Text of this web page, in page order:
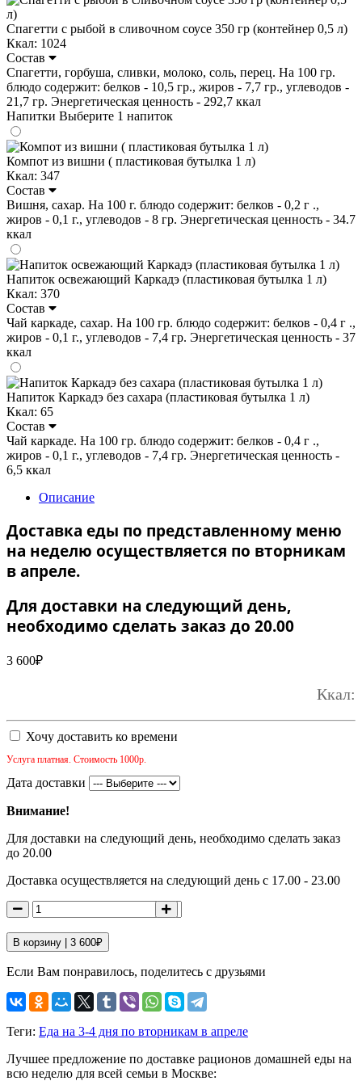
Спагетти с рыбой в сливочном соусе 350 гр (контейнер 0,5 л)
Ккал: 1024
Состав
Спагетти, горбуша, сливки, молоко, соль, перец. На 100 гр.
блюдо содержит: белков - 10,5 гр., жиров - 7,7 гр., углеводов -
21,7 гр. Энергетическая ценность - 292,7 ккал
Напитки Выберите 1 напиток
Компот из вишни ( пластиковая бутылка 1 л)
Ккал: 347
Состав
Вишня, сахар. На 100 г. блюдо содержит: белков - 0,2 г .,
жиров - 0,1 г., углеводов - 8 гр. Энергетическая ценность - 34.7
ккал
Напиток освежающий Каркадэ (пластиковая бутылка 1 л)
Ккал: 370
Состав
Чай каркаде, сахар. На 100 гр. блюдо содержит: белков - 0,4 г .,
жиров - 0,1 г., углеводов - 7,4 гр. Энергетическая ценность - 37
ккал
Напиток Каркадэ без сахара (пластиковая бутылка 1 л)
Ккал: 65
Состав
Чай каркаде. На 100 гр. блюдо содержит: белков - 0,4 г .,
жиров - 0,1 г., углеводов - 7,4 гр. Энергетическая ценность -
6,5 ккал
Описание
Доставка еды по представленному меню
на неделю осуществляется по вторникам
в апреле.
Для доставки на следующий день,
необходимо сделать заказ до 20.00
3 600₽
Ккал:
Хочу доставить ко времени
Услуга платная. Стоимость 1000р.
Дата доставки
Внимание!
Для доставки на следующий день, необходимо сделать заказ
до 20.00
Доставка осуществляется на следующий день с 17.00 - 23.00
В корзину | 3 600₽
Если Вам понравилось, поделитесь с друзьями
Теги: Еда на 3-4 дня по вторникам в апреле
Лучшее предложение по доставке рационов домашней еды на
всю неделю для всей семьи в Москве: